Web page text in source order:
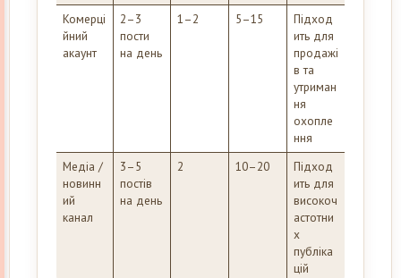
Комерці
йний
акаунт
2–3
пости
на день
1–2 5–15
Підход
ить для
продажі
в та
утриман
ня
охопле
ння
Медіа /
новинн
ий
канал
3–5
постів
на день
2 10–20
Підход
ить для
високоч
астотни
х
публіка
цій